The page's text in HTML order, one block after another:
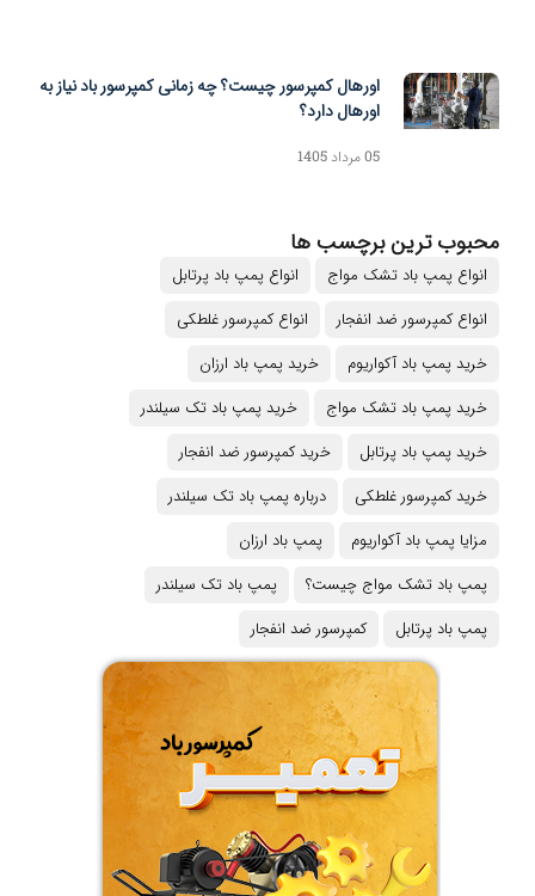
اورهال کمپرسور چیست؟ چه زمانی کمپرسور باد نیاز به
اورهال دارد؟
05 مرداد 1405
محبوب ترین برچسب ها
انواع پمپ باد تشک مواج
انواع پمپ باد پرتابل
انواع کمپرسور ضد انفجار
انواع کمپرسور غلطکی
خرید پمپ باد آکواریوم
خرید پمپ باد ارزان
خرید پمپ باد تشک مواج
خرید پمپ باد تک سیلندر
خرید پمپ باد پرتابل
خرید کمپرسور ضد انفجار
خرید کمپرسور غلطکی
درباره پمپ باد تک سیلندر
مزایا پمپ باد آکواریوم
پمپ باد ارزان
پمپ باد تشک مواج چیست؟
پمپ باد تک سیلندر
پمپ باد پرتابل
کمپرسور ضد انفجار